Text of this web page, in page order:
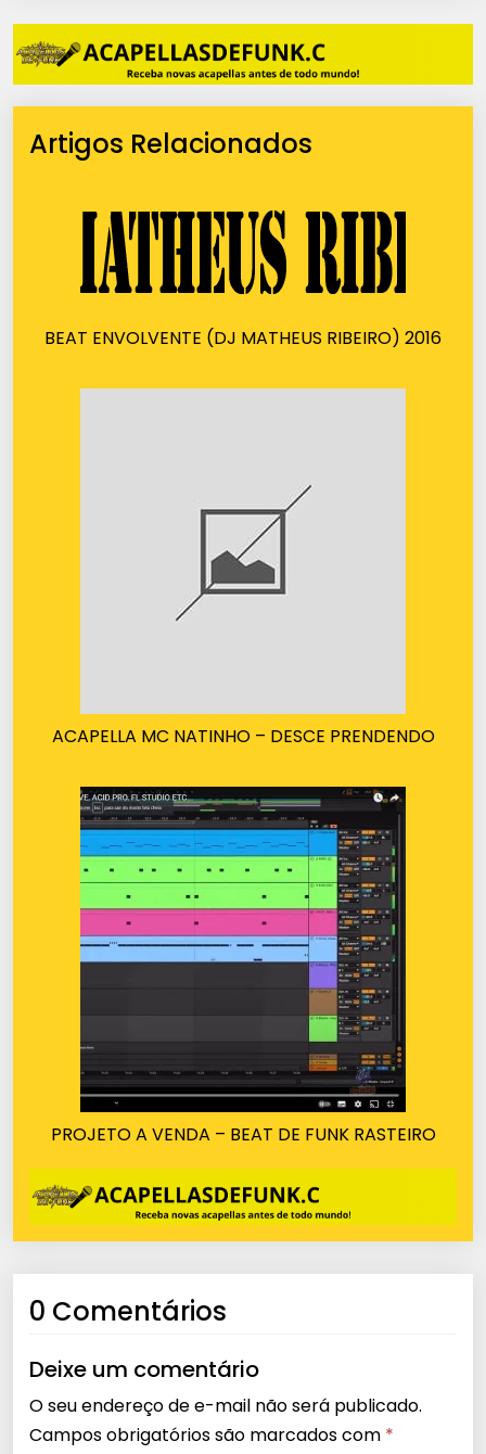
Artigos Relacionados
BEAT ENVOLVENTE (DJ MATHEUS RIBEIRO) 2016
ACAPELLA MC NATINHO – DESCE PRENDENDO
PROJETO A VENDA – BEAT DE FUNK RASTEIRO
0 Comentários
Deixe um comentário
O seu endereço de e-mail não será publicado.
Campos obrigatórios são marcados com *